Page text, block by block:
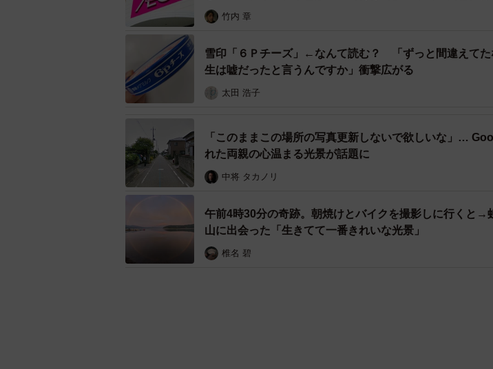
「山と街と海の近さをそのまんま実感」
ーー乗り物からの景色の撮影はいつごろから？
「今思えば小学生高学年頃でしょうか。親が運転する車の助手席からフィ
していた記憶があります。YouTubeに載せたのは今からおよそ9年前の
います。車にせよ鉄道・飛行機にせよ、普段歩く目線では撮影できない視
とが魅力なのかなと考えています」
わ！」
竹内 章
雪印「６Ｐチーズ」←なんて読む？ 「ずっと間違えてた
生は嘘だったと言うんですか」衝撃広がる
太田 浩子
「このままこの場所の写真更新しないで欲しいな」… Google Earthに残さ
れた両親の心温まる光景が話題に
中将 タカノリ
午前4時30分の奇跡。朝焼けとバイクを撮影しに行くと→
山に出会った「生きてて一番きれいな光景」
椎名 碧